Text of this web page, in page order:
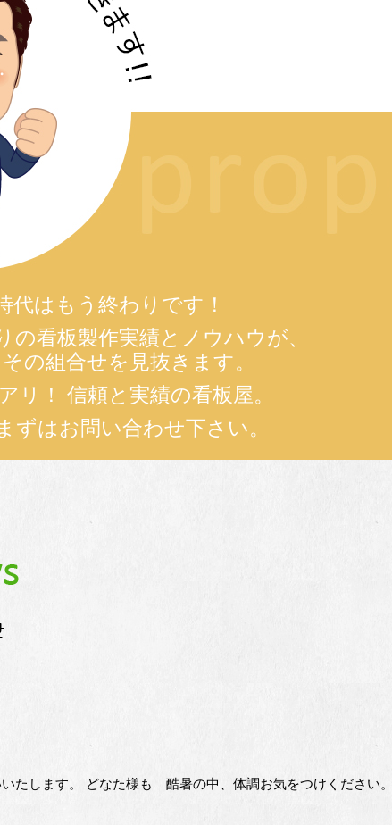
代はもう終わりです！
看板製作実績とノウハウが、
の組合せを見抜きます。
リ！ 信頼と実績の看板屋。
ずはお問い合わせ下さい。
たします。 どなた様も 酷暑の中、体調お気をつけください。